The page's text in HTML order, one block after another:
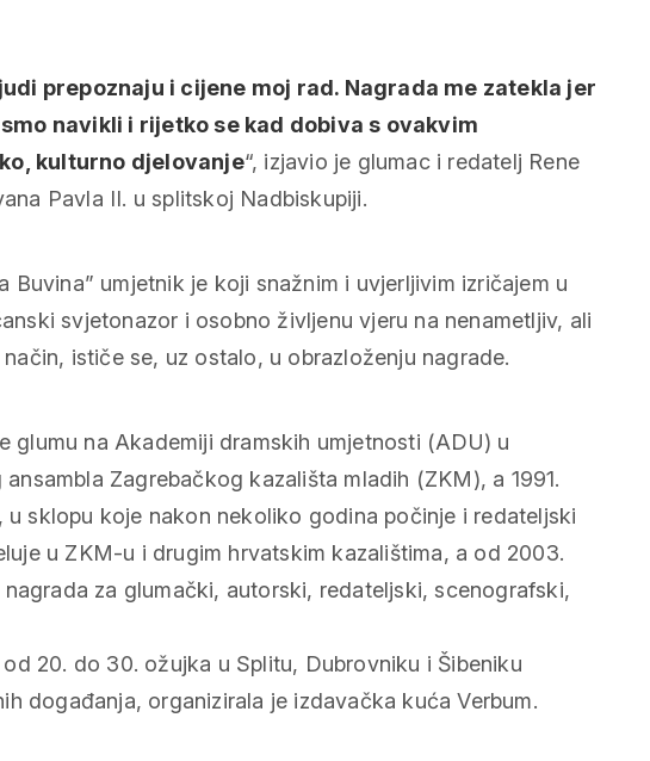
prepoznaju i cijene moj rad. Nagrada me zatekla jer
navikli i rijetko se kad dobiva s ovakvim
kulturno djelovanje“, izjavio je glumac i redatelj Rene
Pavla II. u splitskoj Nadbiskupiji.
Buvina” umjetnik je koji snažnim i uvjerljivim izričajem u
svjetonazor i osobno življenu vjeru na nenametljiv, ali
ističe se, uz ostalo, u obrazloženju nagrade.
glumu na Akademiji dramskih umjetnosti (ADU) u
Zagrebačkog kazališta mladih (ZKM), a 1991.
sklopu koje nakon nekoliko godina počinje i redateljski
u ZKM-u i drugim hrvatskim kazalištima, a od 2003.
za glumački, autorski, redateljski, scenografski,
20. do 30. ožujka u Splitu, Dubrovniku i Šibeniku
događanja, organizirala je izdavačka kuća Verbum.